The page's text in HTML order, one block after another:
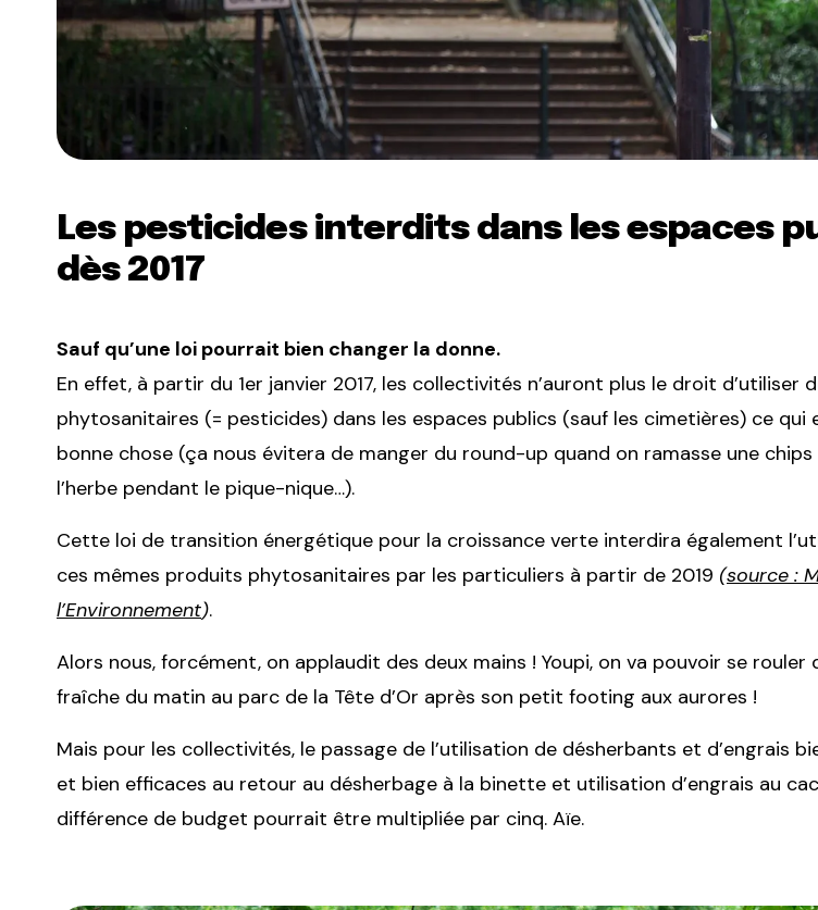
Les pesticides interdits dans les espaces
dès 2017
Sauf qu’une loi pourrait bien changer la donne.
En effet, à partir du 1er janvier 2017, les collectivités n’auront plus le droit d’utiliser
phytosanitaires (= pesticides) dans les espaces publics (sauf les cimetières) ce
bonne chose (ça nous évitera de manger du round-up quand on ramasse une
l’herbe pendant le pique-nique…).
Cette loi de transition énergétique pour la croissance verte interdira également
ces mêmes produits phytosanitaires par les particuliers à partir de 2019 (source :
l’Environnement).
Alors nous, forcément, on applaudit des deux mains ! Youpi, on va pouvoir se rouler
fraîche du matin au parc de la Tête d’Or après son petit footing aux aurores !
Mais pour les collectivités, le passage de l’utilisation de désherbants et d’engrais
et bien efficaces au retour au désherbage à la binette et utilisation d’engrais au
différence de budget pourrait être multipliée par cinq. Aïe.